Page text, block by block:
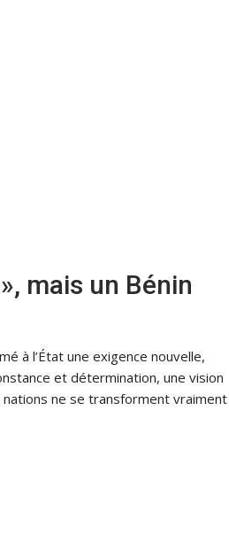
mais un Bénin
à l’État une exigence nouvelle,
et détermination, une vision
nations ne se transforment vraiment